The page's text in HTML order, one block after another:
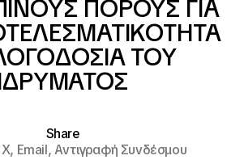
ΠΟΡΟΥΣ ΓΙΑ
ΤΟΥ
Share
X, Email,Αντιγραφή Συνδέσμου